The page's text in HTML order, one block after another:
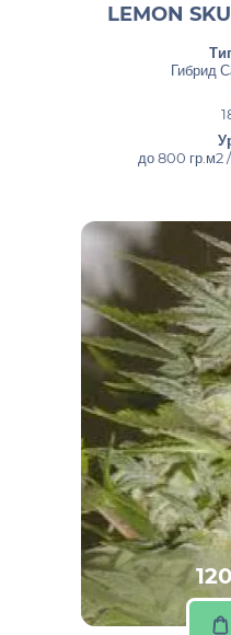
LEMON
Гибрид
до 800 гр.м2